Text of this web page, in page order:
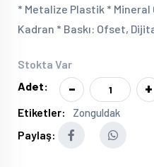
* Metalize Plastik *
Kadran * Baskı: Ofset,
Stokta Var
Adet:
- +
Etiketler: Zonguldak
Paylaş: